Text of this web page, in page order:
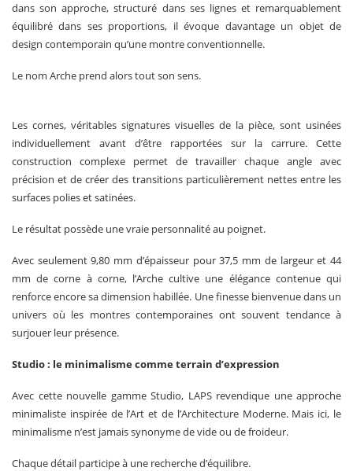
dans son approche, structuré dans ses lignes et remarquablement
équilibré dans ses proportions, il évoque davantage un objet de
design contemporain qu’une montre conventionnelle.
Le nom Arche prend alors tout son sens.
Les cornes, véritables signatures visuelles de la pièce, sont usinées
individuellement avant d’être rapportées sur la carrure. Cette
construction complexe permet de travailler chaque angle avec
précision et de créer des transitions particulièrement nettes entre les
surfaces polies et satinées.
Le résultat possède une vraie personnalité au poignet.
Avec seulement 9,80 mm d’épaisseur pour 37,5 mm de largeur et 44
mm de corne à corne, l’Arche cultive une élégance contenue qui
renforce encore sa dimension habillée. Une finesse bienvenue dans un
univers où les montres contemporaines ont souvent tendance à
surjouer leur présence.
Studio : le minimalisme comme terrain d’expression
Avec cette nouvelle gamme Studio, LAPS revendique une approche
minimaliste inspirée de l’Art et de l’Architecture Moderne. Mais ici, le
minimalisme n’est jamais synonyme de vide ou de froideur.
Chaque détail participe à une recherche d’équilibre.